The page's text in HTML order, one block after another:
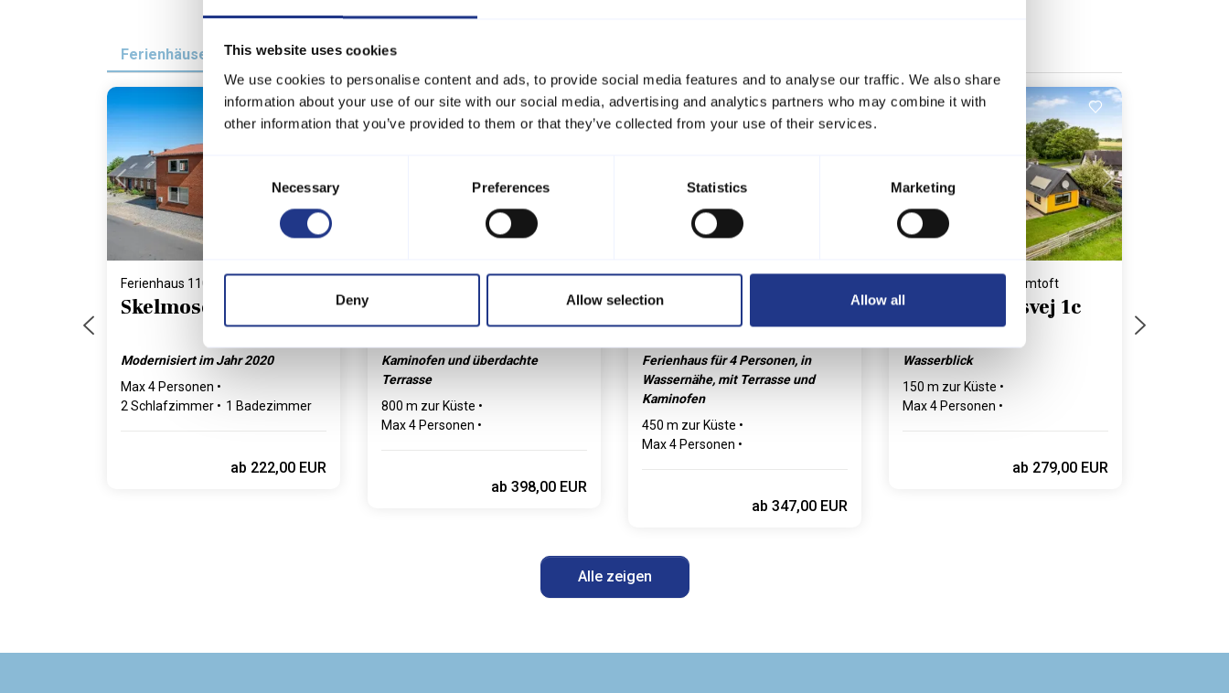
This website uses cookies
We use cookies to personalise content and ads, to provide social media features and to analyse our traffic. We also share
information about your use of our site with our social media, advertising and analytics partners who may combine it with
other information that you’ve provided to them or that they’ve collected from your use of their services.
Necessary Preferences Statistics Marketing
Deny Allow selection Allow all
Ferienhäuser
Lädt ...
Ferienhaus 11022 • Vedersø Klit
Skelmosevej 59, 1.
Modernisiert im Jahr 2020
Max 4 Personen
2 Schlafzimmer
1 Badezimmer
ab 222,00 EUR
Kaminofen und überdachte
Terrasse
800 m zur Küste
Max 4 Personen
ab 398,00 EUR
Malurtvej 14
Ferienhaus für 4 Personen, in
Wassernähe, mit Terrasse und
Kaminofen
450 m zur Küste
Max 4 Personen
ab 347,00 EUR
Ferienhaus 30005 • Amtoft
Søndre Øsløsvej 1c
Wasserblick
150 m zur Küste
Max 4 Personen
ab 279,00 EUR
Alle zeigen